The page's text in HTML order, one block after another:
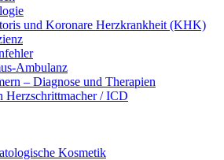
und Koronare Herzkrankheit (KHK)
Ambulanz
– Diagnose und Therapien
Herzschrittmacher / ICD
Kosmetik